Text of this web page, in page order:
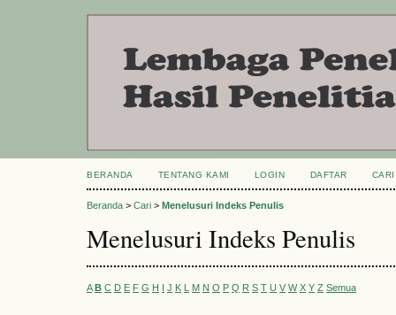
BERANDA TENTANG KAMI LOGIN DAFTAR CARI
Beranda > Cari > Menelusuri Indeks Penulis
Menelusuri Indeks Penulis
A B C D E F G H I J K L M N O P Q R S T U V W X Y Z Semua